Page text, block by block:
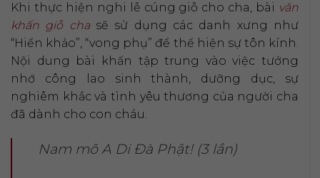
Khi thực hiện nghi lễ cúng giỗ cho cha, bài văn
khấn giỗ chasẽ sử dụng các danh xưng như
“Hiển khảo”, “vong phụ” để thể hiện sự tôn kính.
Nội dung bài khấn tập trung vào việc tưởng
nhớ công lao sinh thành, dưỡng dục, sự
nghiêm khắc và tình yêu thương của người cha
đã dành cho con cháu.
Nam mô A Di Đà Phật! (3 lần)